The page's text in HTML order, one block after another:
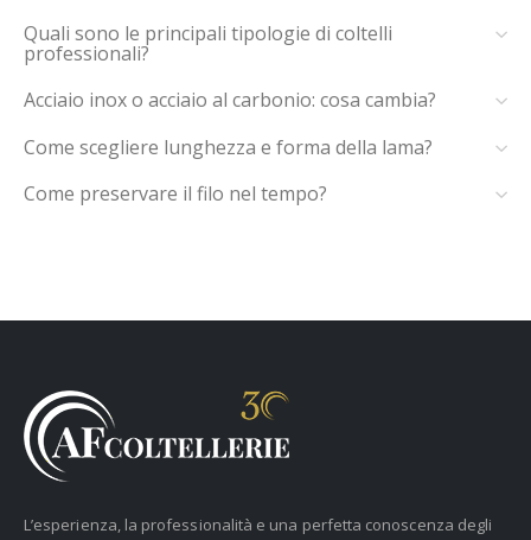
Quali sono le principali tipologie di coltelli
professionali?
Acciaio inox o acciaio al carbonio: cosa cambia?
Come scegliere lunghezza e forma della lama?
Come preservare il filo nel tempo?
L’esperienza, la professionalità e una perfetta conoscenza degli